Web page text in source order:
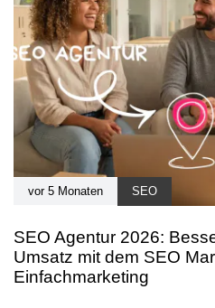
vor 5 Monaten SEO
SEO Agentur 2026:
Umsatz mit dem SEO
Einfachmarketing